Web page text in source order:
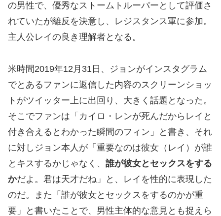
の男性で、優秀なストームトルーパーとして評価さ
れていたが離反を決意し、レジスタンス軍に参加。
主人公レイの良き理解者となる。
米時間2019年12月31日、ジョンがインスタグラム
でとあるファンに返信した内容のスクリーンショッ
トがツイッター上に出回り、大きく話題となった。
そこでファンは「カイロ・レンが死んだからレイと
付き合えるとわかった瞬間のフィン」と書き、それ
に対しジョン本人が「重要なのは彼女（レイ）が誰
とキスするかじゃなく、 誰が彼女とセックスをする
かだよ。君は天才だね」と、レイを性的に表現した
のだ。また「誰が彼女とセックスをするのかが重
要」と書いたことで、男性主体的な意見とも捉えら